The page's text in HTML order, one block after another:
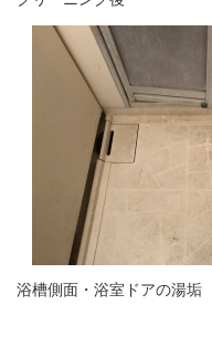
浴槽側面・浴室ドアの湯垢